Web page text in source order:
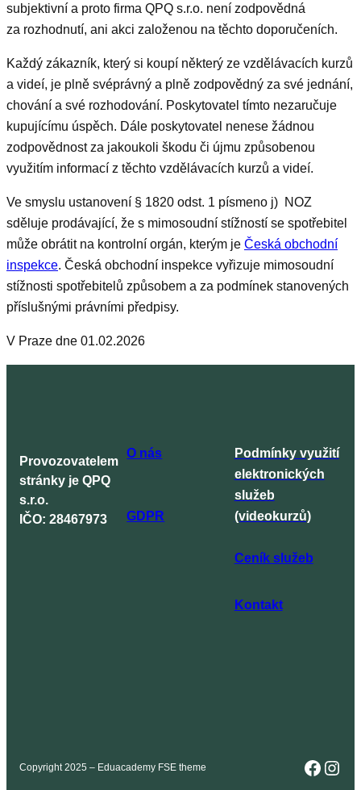
subjektivní a proto firma QPQ s.r.o. není zodpovědná
za rozhodnutí, ani akci založenou na těchto doporučeních.
Každý zákazník, který si koupí některý ze vzdělávacích kurzů
a videí, je plně svéprávný a plně zodpovědný za své jednání,
chování a své rozhodování. Poskytovatel tímto nezaručuje
kupujícímu úspěch. Dále poskytovatel nenese žádnou
zodpovědnost za jakoukoli škodu či újmu způsobenou
využitím informací z těchto vzdělávacích kurzů a videí.
Ve smyslu ustanovení § 1820 odst. 1 písmeno j) NOZ
sděluje prodávající, že s mimosoudní stížností se spotřebitel
může obrátit na kontrolní orgán, kterým je Česká obchodní
inspekce. Česká obchodní inspekce vyřizuje mimosoudní
stížnosti spotřebitelů způsobem a za podmínek stanovených
příslušnými právními předpisy.
V Praze dne 01.02.2026
Provozovatelem
stránky je QPQ
s.r.o.
IČO: 28467973
O nás
GDPR
Podmínky využití
elektronických
služeb
(videokurzů)
Ceník služeb
Kontakt
Copyright 2025 – Eduacademy FSE theme